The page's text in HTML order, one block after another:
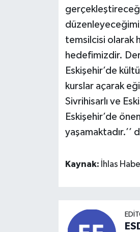
temsilcisi olarak
hedefimizdir.
Eskişehir’de
kurslar açarak
Sivrihisarlı ve
Eskişehir’de
yaşamaktadır.’’
Kaynak: İhlas